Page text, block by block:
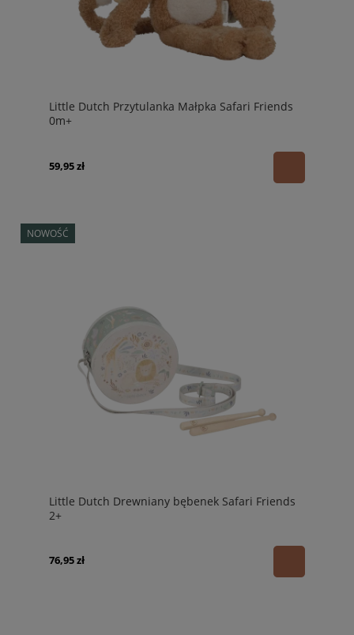
Little Dutch Przytulanka Małpka Safari Friends
0m+
59,95 zł
Little Dutch Drewniany bębenek Safari Friends
2+
76,95 zł
NOWOŚĆ